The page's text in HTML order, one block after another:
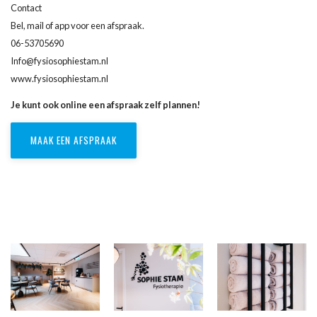
Contact
Bel, mail of app voor een afspraak.
06-53705690
Info@fysiosophiestam.nl
www.fysiosophiestam.nl
Je kunt ook online een afspraak zelf plannen!
MAAK EEN AFSPRAAK